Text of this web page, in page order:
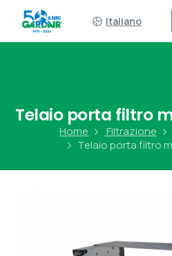
Italiano
Telaio porta filtro
Home Filtrazione
Telaio porta filtro